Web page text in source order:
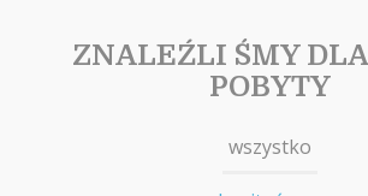
ZNALEŹLI ŚMY
POBYTY
wszystko